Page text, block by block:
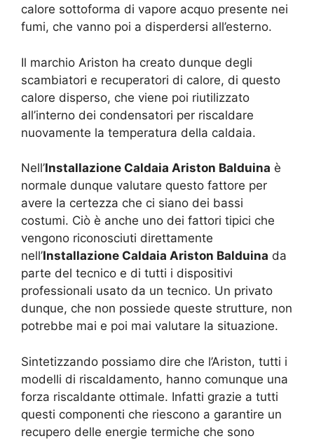
calore sottoforma di vapore acquo presente nei
fumi, che vanno poi a disperdersi all’esterno.
Il marchio Ariston ha creato dunque degli
scambiatori e recuperatori di calore, di questo
calore disperso, che viene poi riutilizzato
all’interno dei condensatori per riscaldare
nuovamente la temperatura della caldaia.
Nell’Installazione Caldaia Ariston Balduina è
normale dunque valutare questo fattore per
avere la certezza che ci siano dei bassi
costumi. Ciò è anche uno dei fattori tipici che
vengono riconosciuti direttamente
nell’Installazione Caldaia Ariston Balduina da
parte del tecnico e di tutti i dispositivi
professionali usato da un tecnico. Un privato
dunque, che non possiede queste strutture, non
potrebbe mai e poi mai valutare la situazione.
Sintetizzando possiamo dire che l’Ariston, tutti i
modelli di riscaldamento, hanno comunque una
forza riscaldante ottimale. Infatti grazie a tutti
questi componenti che riescono a garantire un
recupero delle energie termiche che sono